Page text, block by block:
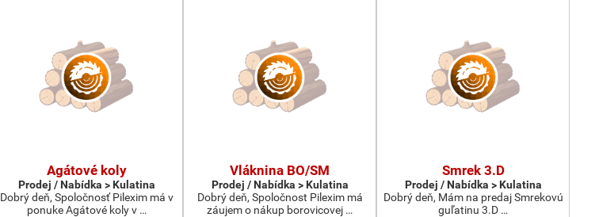
Agátové koly
Prodej / Nabídka > Kulatina
Dobrý deň, Spoločnosť Pilexim má v
ponuke Agátové koly v …
Vláknina BO/SM
Prodej / Nabídka > Kulatina
Dobrý deň, Spoločnost Pilexim má
záujem o nákup borovicovej …
Smrek 3.D
Prodej / Nabídka > Kulatina
Dobrý deň, Mám na predaj Smrekovú
guľatinu 3.D …